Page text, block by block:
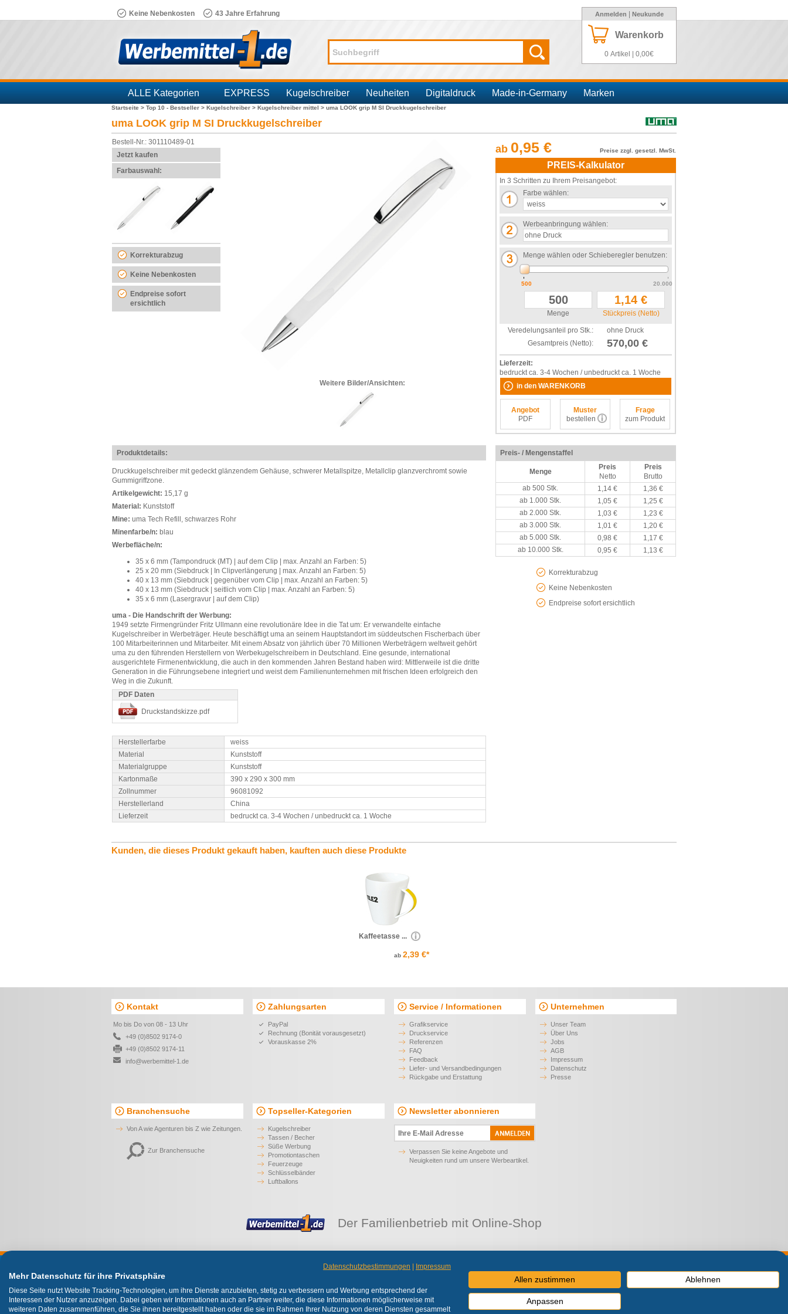
Keine Nebenkosten 43 Jahre Erfahrung Anmelden Neukunde
Warenkorb
0 Artikel | 0,00€
ALLE Kategorien EXPRESS Kugelschreiber Neuheiten Digitaldruck Made-in-Germany Marken
Branchen
Startseite > Top 10 - Bestseller > Kugelschreiber > Kugelschreiber mittel > uma LOOK grip M SI Druckkugelschreiber
uma LOOK grip M SI Druckkugelschreiber
Bestell-Nr.: 301110489-01
Jetzt kaufen
Farbauswahl:
Korrekturabzug
Keine Nebenkosten
Endpreise sofort
ersichtlich
Weitere Bilder/Ansichten:
Preise zzgl. gesetzl. MwSt.
ab 0,95 €
PREIS-Kalkulator
In 3 Schritten zu Ihrem Preisangebot:
Farbe wählen:
Werbeanbringung wählen:
Menge wählen oder Schieberegler benutzen:
500 20.000
Menge Stückpreis (Netto)
Veredelungsanteil pro Stk.:
ohne Druck
Gesamtpreis (Netto):
570,00 €
Lieferzeit:
bedruckt ca. 3-4 Wochen / unbedruckt ca. 1 Woche
in den WARENKORB
Angebot
PDF
Muster
bestellen
Frage
zum Produkt
Produktdetails:
Druckkugelschreiber mit gedeckt glänzendem Gehäuse, schwerer Metallspitze, Metallclip glanzverchromt sowie
Gummigriffzone.
Artikelgewicht: 15,17 g
Material: Kunststoff
Mine: uma Tech Refill, schwarzes Rohr
Minenfarbe/n: blau
Werbefläche/n:
35 x 6 mm (Tampondruck (MT) | auf dem Clip | max. Anzahl an Farben: 5)
25 x 20 mm (Siebdruck | In Clipverlängerung | max. Anzahl an Farben: 5)
40 x 13 mm (Siebdruck | gegenüber vom Clip | max. Anzahl an Farben: 5)
40 x 13 mm (Siebdruck | seitlich vom Clip | max. Anzahl an Farben: 5)
35 x 6 mm (Lasergravur | auf dem Clip)
uma - Die Handschrift der Werbung:
1949 setzte Firmengründer Fritz Ullmann eine revolutionäre Idee in die Tat um: Er verwandelte einfache
Kugelschreiber in Werbeträger. Heute beschäftigt uma an seinem Hauptstandort im süddeutschen Fischerbach über
100 Mitarbeiterinnen und Mitarbeiter. Mit einem Absatz von jährlich über 70 Millionen Werbeträgern weltweit gehört
uma zu den führenden Herstellern von Werbekugelschreibern in Deutschland. Eine gesunde, international
ausgerichtete Firmenentwicklung, die auch in den kommenden Jahren Bestand haben wird: Mittlerweile ist die dritte
Generation in die Führungsebene integriert und weist dem Familienunternehmen mit frischen Ideen erfolgreich den
Weg in die Zukunft.
PDF Daten
Druckstandskizze.pdf
Herstellerfarbe
weiss
Material
Kunststoff
Materialgruppe
Kunststoff
Kartonmaße
390 x 290 x 300 mm
Zollnummer
96081092
Herstellerland
China
Lieferzeit
bedruckt ca. 3-4 Wochen / unbedruckt ca. 1 Woche
Preis- / Mengenstaffel
Menge
Preis
Netto
Preis
Brutto
ab 500 Stk.
1,14 €
1,36 €
ab 1.000 Stk.
1,05 €
1,25 €
ab 2.000 Stk.
1,03 €
1,23 €
ab 3.000 Stk.
1,01 €
1,20 €
ab 5.000 Stk.
0,98 €
1,17 €
ab 10.000 Stk.
0,95 € 1,13 €
Korrekturabzug
Keine Nebenkosten
Endpreise sofort ersichtlich
Kunden, die dieses Produkt gekauft haben, kauften auch diese Produkte
Kaffeetasse ...
ab 2,39 €*
Kontakt
Mo bis Do von 08 - 13 Uhr
+49 (0)8502 9174-0
+49 (0)8502 9174-11
info@werbemittel-1.de
Zahlungsarten
PayPal
Rechnung (Bonität vorausgesetzt)
Vorauskasse 2%
Service / Informationen
Grafikservice
Druckservice
Referenzen
FAQ
Feedback
Liefer- und Versandbedingungen
Rückgabe und Erstattung
Unternehmen
Unser Team
Über Uns
Jobs
AGB
Impressum
Datenschutz
Presse
Branchensuche
Von A wie Agenturen bis Z wie Zeitungen.
Zur Branchensuche
Topseller-Kategorien
Kugelschreiber
Tassen / Becher
Süße Werbung
Promotiontaschen
Feuerzeuge
Schlüsselbänder
Luftballons
Newsletter abonnieren
Verpassen Sie keine Angebote und
Neuigkeiten rund um unsere Werbeartikel.
Der Familienbetrieb mit Online-Shop
Alle Preise zzgl. MwSt.
Datenschutzbestimmungen Impressum
Mehr Datenschutz für ihre Privatsphäre
Diese Seite nutzt Website Tracking-Technologien, um ihre Dienste anzubieten, stetig zu verbessern und Werbung entsprechend der
Interessen der Nutzer anzuzeigen. Dabei geben wir Informationen auch an Partner weiter, die diese Informationen möglicherweise mit
weiteren Daten zusammenführen, die Sie ihnen bereitgestellt haben oder die sie im Rahmen Ihrer Nutzung von deren Diensten gesammelt
Allen zustimmen Ablehnen
Anpassen